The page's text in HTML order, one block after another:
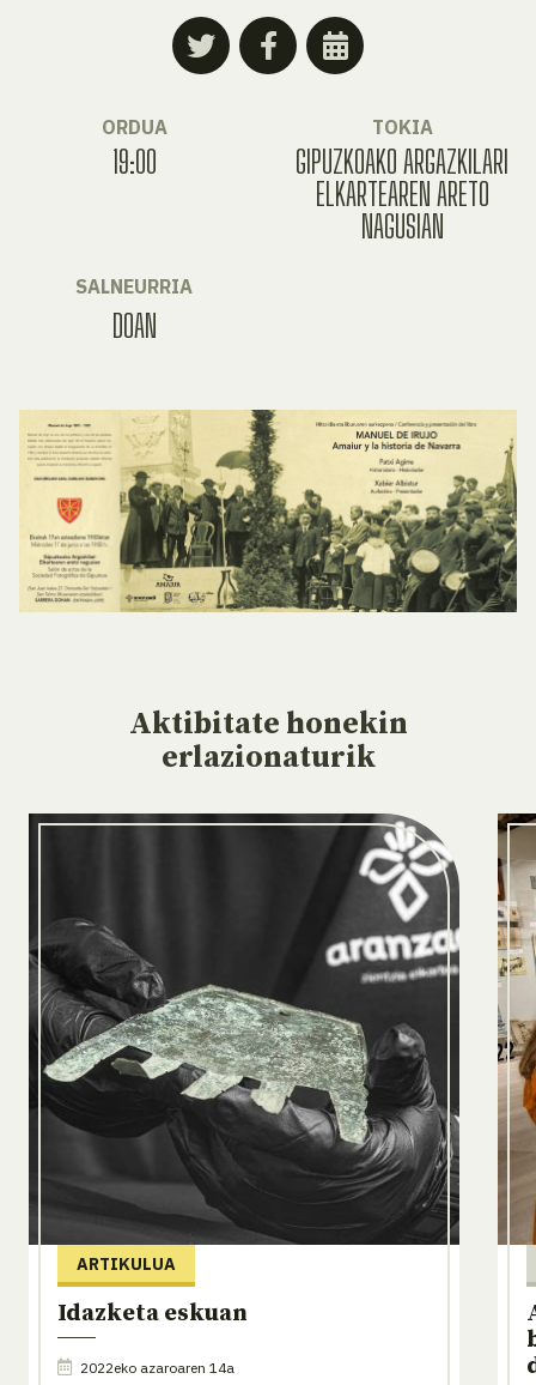
ORDUA
19:00
TOKIA
GIPUZKOAKO ARGAZKILARI
ELKARTEAREN ARETO
NAGUSIAN
SALNEURRIA
DOAN
Aktibitate honekin
erlazionaturik
ARTIKULUA
Idazketa eskuan
2022eko azaroaren 14a